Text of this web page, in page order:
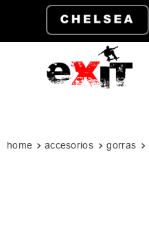
A PARTIR DE
accesorios gorras